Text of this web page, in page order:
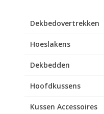
Dekbedovertrekken
Hoeslakens
Dekbedden
Hoofdkussens
Kussen Accessoires